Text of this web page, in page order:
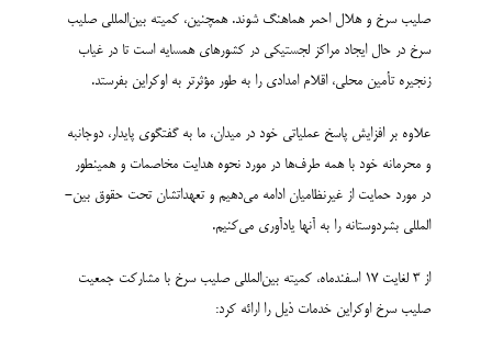
صلیب سرخ و هلال احمر هماهنگ شوند. همچنین، کمیته بین‌المللی صلیب
سرخ در حال ایجاد مراکز لجستیکی در کشورهای همسایه است تا در غیاب
زنجیره تأمین محلی، اقلام امدادی را به طور مؤثرتر به اوکراین بفرستد.
علاوه بر افزایش پاسخ عملیاتی خود در میدان، ما به گفتگوی پایدار، دوجانبه
و محرمانه خود با همه طرف­‌ها در مورد نحوه هدایت مخاصمات و همینطور
در مورد حمایت از غیرنظامیان ادامه می‌­دهیم و تعهدات­شان تحت حقوق بین‌­
المللی بشردوستانه را به آنها یادآوری می­‌کنیم.
از 3 لغایت 17 اسفندماه، کمیته بین‌­المللی صلیب سرخ با مشارکت جمعیت
صلیب سرخ اوکراین خدمات ذیل را ارائه کرد: